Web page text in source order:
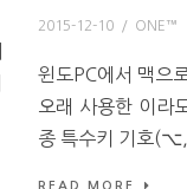
2015-12-10 / ONE™
윈도PC에서 맥으
오래 사용한 이라
종 특수키 기호
READ MORE